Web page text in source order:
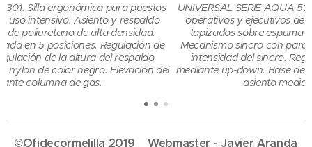
puestos
respaldo
de
del
UNIVERSAL SERIE AQUA 5302. Silla ergonómica
operativos y ejecutivos de uso intensivo. Asiento y
tapizados sobre espuma de poliuretano de alta
Mecanismo sincro con parada en 5 posiciones.
intensidad del sincro. Regulación de la altura del
mediante up-down. Base de nylon de color negro.
asiento mediante columna de gas.
©Ofidecormelilla 2019 Webmaster - Javier Aranda